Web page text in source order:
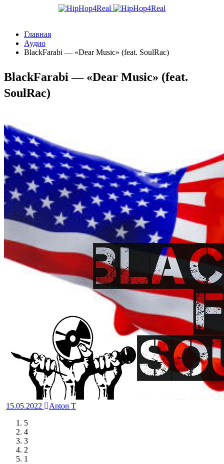
Главная
Аудио
BlackFarabi — «Dear Music» (feat. SoulRac)
BlackFarabi — «Dear Music» (feat.
SoulRac)
15.05.2022
Anton T
5
4
3
2
1